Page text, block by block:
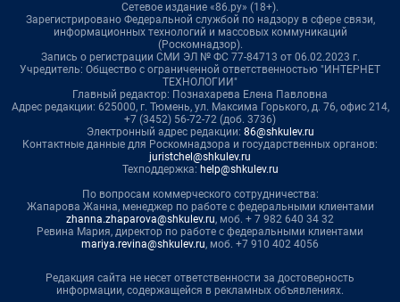
Сетевое издание «86.ру» (18+).
Зарегистрировано Федеральной службой по надзору в сфере связи,
информационных технологий и массовых коммуникаций
(Роскомнадзор).
Запись о регистрации СМИ ЭЛ № ФС 77-84713 от 06.02.2023 г.
Учредитель: Общество с ограниченной ответственностью "ИНТЕРНЕТ
ТЕХНОЛОГИИ"
Главный редактор: Познахарева Елена Павловна
Адрес редакции: 625000, г. Тюмень, ул. Максима Горького, д. 76, офис 214,
+7 (3452) 56-72-72 (доб. 3736)
Электронный адрес редакции: 86@shkulev.ru
Контактные данные для Роскомнадзора и государственных органов:
juristchel@shkulev.ru
Техподдержка: help@shkulev.ru
По вопросам коммерческого сотрудничества:
Жапарова Жанна, менеджер по работе с федеральными клиентами
zhanna.zhaparova@shkulev.ru, моб. + 7 982 640 34 32
Ревина Мария, директор по работе с федеральными клиентами
mariya.revina@shkulev.ru, моб. +7 910 402 4056
Редакция сайта не несет ответственности за достоверность
информации, содержащейся в рекламных объявлениях.